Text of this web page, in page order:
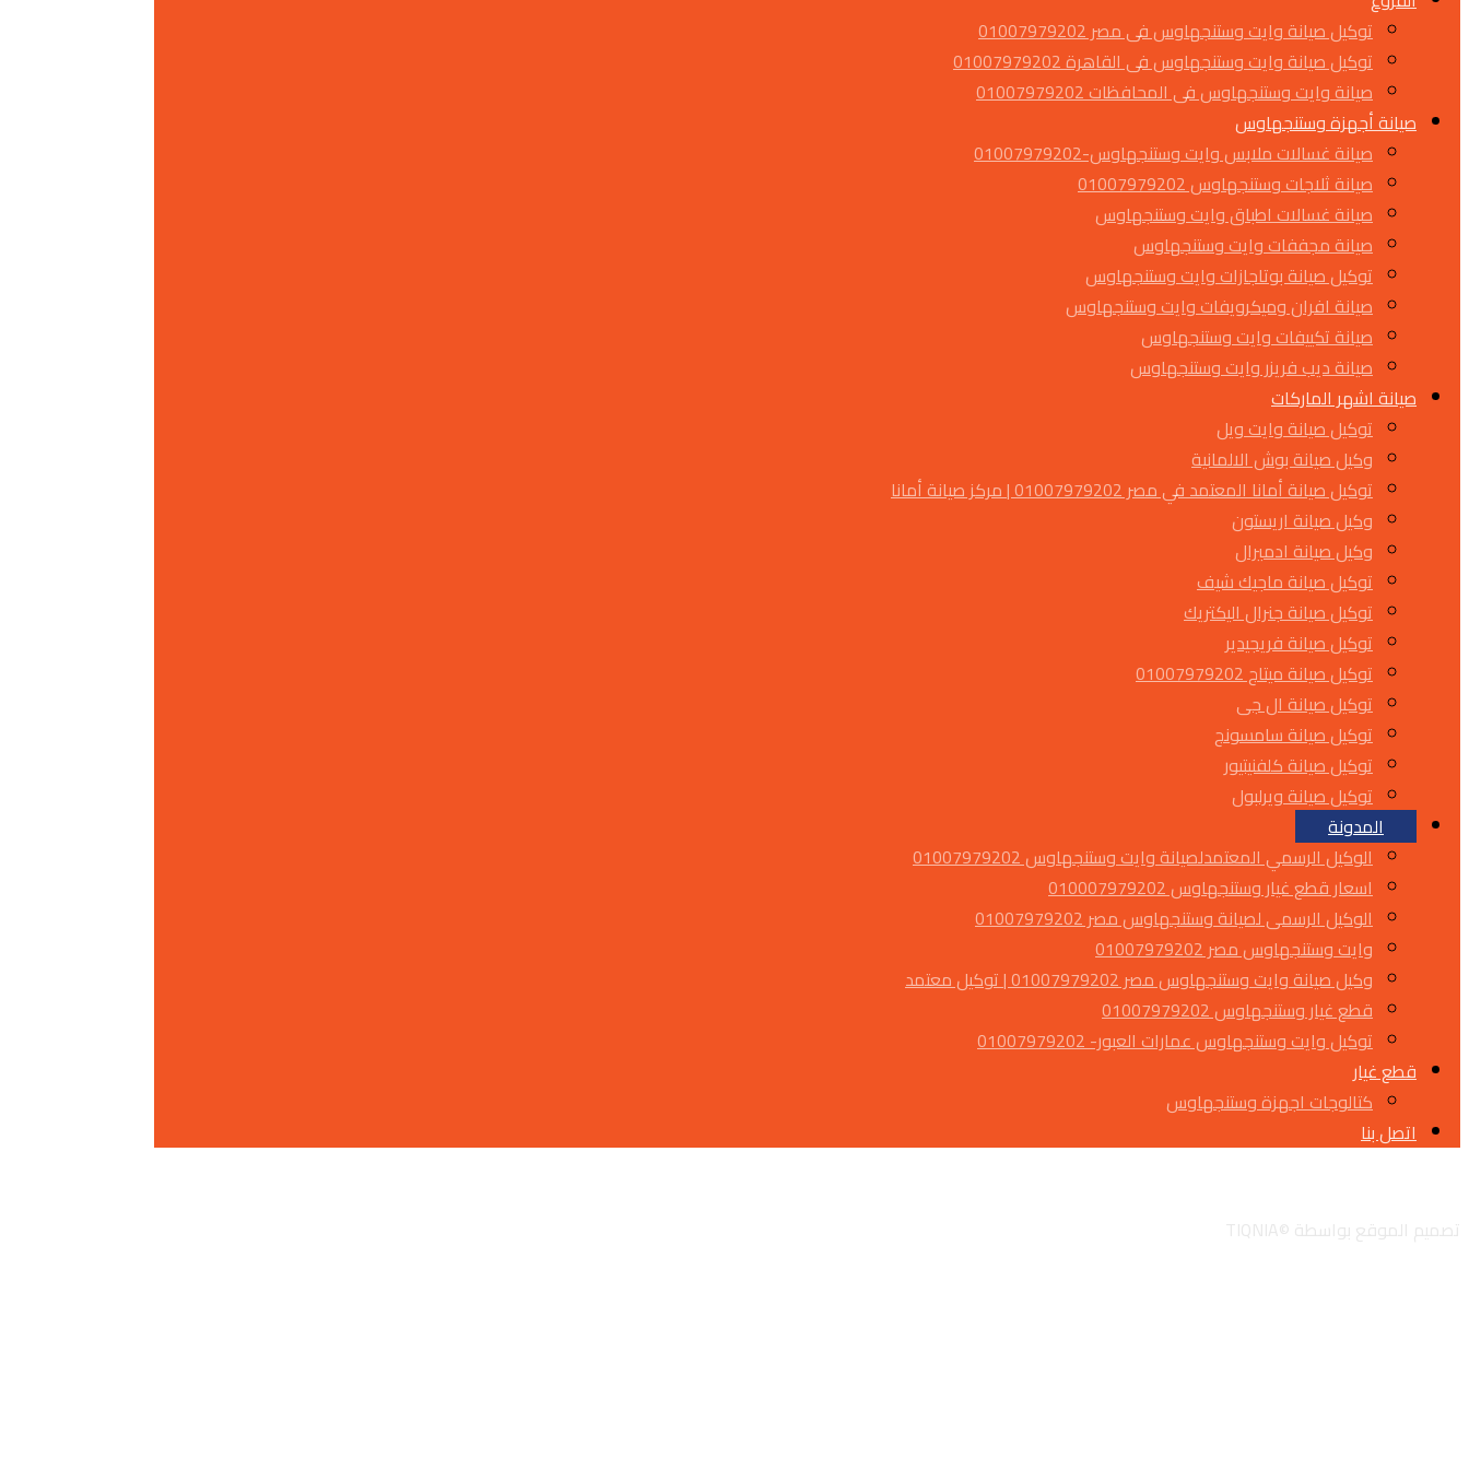
توكيل صيانة وايت وستنجهاوس فى مصر 01007979202
توكيل صيانة وايت وستنجهاوس فى القاهرة 01007979202
صيانة وايت وستنجهاوس فى المحافظات 01007979202
صيانة أجهزة وستنجهاوس
صيانة غسالات ملابس وايت وستنجهاوس-01007979202
صيانة ثلاجات وستنجهاوس 01007979202
صيانة غسالات اطباق وايت وستنجهاوس
صيانة مجففات وايت وستنجهاوس
توكيل صيانة بوتاجازات وايت وستنجهاوس
صيانة افران وميكرويفات وايت وستنجهاوس
صيانة تكييفات وايت وستنجهاوس
صيانة ديب فريزر وايت وستنجهاوس
صيانة اشهر الماركات
توكيل صيانة وايت ويل
وكيل صيانة بوش الالمانية
توكيل صيانة أمانا المعتمد في مصر 01007979202 | مركز صيانة أمانا
وكيل صيانة اريستون
وكيل صيانة ادميرال
توكيل صيانة ماجيك شيف
توكيل صيانة جنرال اليكتريك
توكيل صيانة فريجيدير
توكيل صيانة ميتاج 01007979202
توكيل صيانة ال جى
توكيل صيانة سامسونج
توكيل صيانة كلفنيتيور
توكيل صيانة ويرلبول
المدونة
الوكيل الرسمي المعتمدلصيانة وايت وستنجهاوس 01007979202
اسعار قطع غيار وستنجهاوس 010007979202
الوكيل الرسمى لصيانة وستنجهاوس مصر 01007979202
وايت وستنجهاوس مصر 01007979202
وكيل صيانة وايت وستنجهاوس مصر 01007979202 | توكيل معتمد
قطع غيار وستنجهاوس 01007979202
توكيل وايت وستنجهاوس عمارات العبور- 01007979202
قطع غيار
كتالوجات اجهزة وستنجهاوس
اتصل بنا